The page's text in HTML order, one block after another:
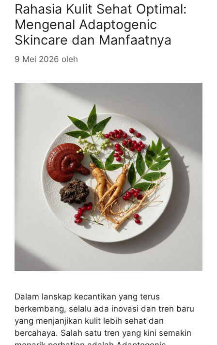
Rahasia Kulit Sehat Optimal:
Mengenal Adaptogenic
Skincare dan Manfaatnya
9 Mei 2026 oleh
Dalam lanskap kecantikan yang terus
berkembang, selalu ada inovasi dan tren baru
yang menjanjikan kulit lebih sehat dan
bercahaya. Salah satu tren yang kini semakin